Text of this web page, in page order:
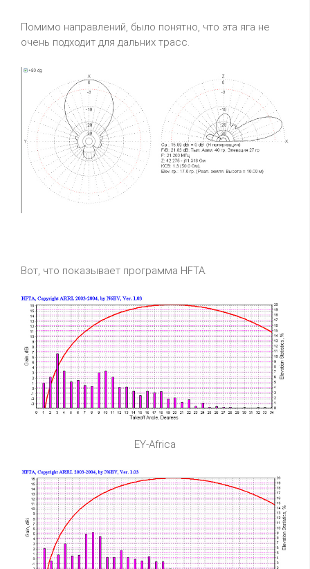
Помимо направлений, было понятно, что эта яга не
очень подходит для дальних трасс.
Вот, что показывает программа HFTA.
EY-Africa